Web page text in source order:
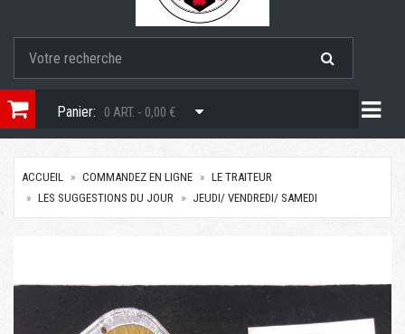
Panier: 0 ART. - 0,00 €
ACCUEIL COMMANDEZ EN LIGNE
LE TRAITEUR
LES SUGGESTIONS DU JOUR
JEUDI/ VENDREDI/ SAMEDI